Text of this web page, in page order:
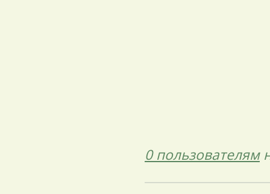
0 пользователям